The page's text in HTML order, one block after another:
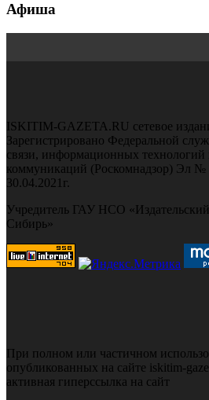
Афиша
ISKITIM-GAZETA.RU сетевое
Зарегистрировано Федеральной
связи, информационных технологий
коммуникаций (Роскомнадзор) Эл
30.04.2021г.
Учредитель ГАУ НСО
Сибирь»
При полном или частичном
опубликованных на сайте iskitim-
активная гиперссылка на сайт